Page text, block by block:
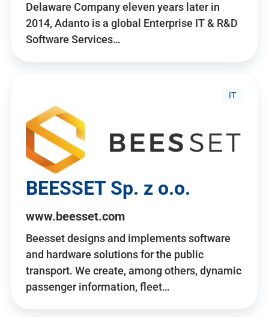
Delaware Company eleven years later in
2014, Adanto is a global Enterprise IT & R&D
Software Services…
IT
BEESSET Sp. z o.o.
www.beesset.com
Beesset designs and implements software
and hardware solutions for the public
transport. We create, among others, dynamic
passenger information, fleet…